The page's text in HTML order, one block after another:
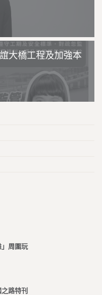
大橋工程及加強本
」周圍玩
路特刊